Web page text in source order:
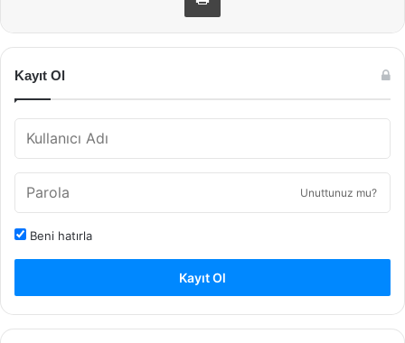
Kayıt Ol
Unuttunuz mu?
Beni hatırla
Kayıt Ol